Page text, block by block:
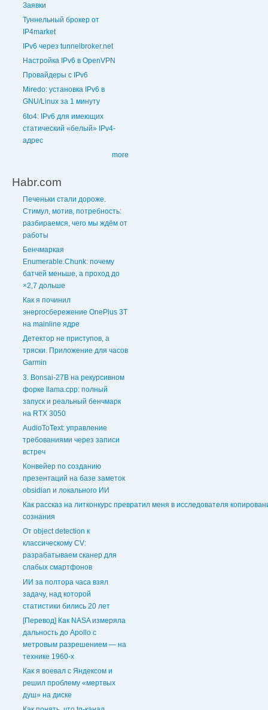
Заявки
Туннельный брокер от
IP4market
IPv6 через tunnelbroker.net
Настройка IPv6 в OpenVPN
Провайдеры с IPv6
Miredo: установка IPv6 в
GNU/Linux за 1 минуту
6to4: IPv6 для имеющих
статический «белый» IPv4-
адрес
more
Habr.com
Печеньки стали дороже.
Стимул, мотив, потребность:
разбираемся, чего мы ждём от
работы
Бенчмаркая
Enumerable.Chunk: почему
батчей меньше, а проход до
×2,7 дольше
Как я починил
энергосбережение OnePlus 3T
на mainline ядре
Детектор не приступов, а
тряски. Приложение для часов
Garmin
3. Bonsai-27B на рекурсивном
форке llama.cpp: полный
запуск и реальный бенчмарк
на RTX 3050
AudioToText: управление
требованиями через записи
встреч
Конвейер по созданию
презентаций на базе заметок
obsidian и локального ИИ
Как рассказ на литконкурс превратил меня в исследователя
сознания
От object detection к
классическому CV:
разрабатываем сканер для
слабых смартфонов
ИИ за полтора часа взял
задачу, над которой
статистики бились 20 лет
[Перевод] Как NASA измеряла
дальность до Apollo с
метровым разрешением — на
технике 1960-х
Как я воевал с Яндексом и
решил проблему «мертвых
душ» на диске